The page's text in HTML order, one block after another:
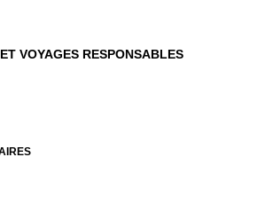
VOYAGES RESPONSABLES